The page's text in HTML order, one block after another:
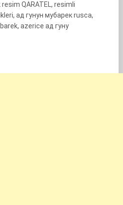
QARATEL, resimli
ад гунун мубарек rusca,
azerice ад гуну